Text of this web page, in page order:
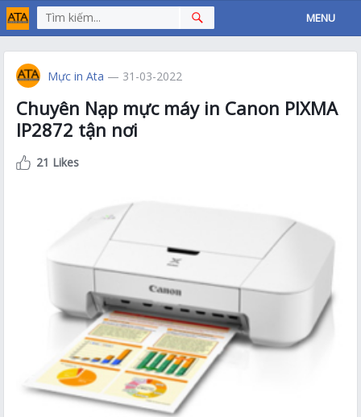
MENU
Mực in Ata — 31-03-2022
Chuyên Nạp mực máy in Canon PIXMA
IP2872 tận nơi
21 Likes